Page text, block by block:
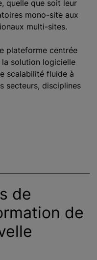
quelle que soit leur
mono-site aux
multi-sites.
plateforme centrée
la solution logicielle
scalabilité fluide à
secteurs, disciplines
de
de